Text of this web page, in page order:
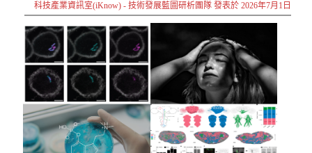
科技產業資訊室(iKnow) - 技術發展藍圖研析團隊 發表於 2026年7月1日